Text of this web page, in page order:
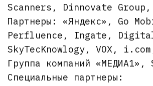
Scanners, Dinnovate
Партнеры: «Яндекс», Go
Perfluence, Ingate,
SkyTecKnowlogy, VOX,
Группа компаний
Специальные партнеры: